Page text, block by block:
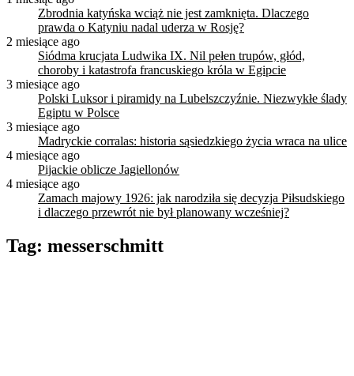
Zbrodnia katyńska wciąż nie jest zamknięta. Dlaczego
prawda o Katyniu nadal uderza w Rosję?
2 miesiące ago
Siódma krucjata Ludwika IX. Nil pełen trupów, głód,
choroby i katastrofa francuskiego króla w Egipcie
3 miesiące ago
Polski Luksor i piramidy na Lubelszczyźnie. Niezwykłe ślady
Egiptu w Polsce
3 miesiące ago
Madryckie corralas: historia sąsiedzkiego życia wraca na ulice
4 miesiące ago
Pijackie oblicze Jagiellonów
4 miesiące ago
Zamach majowy 1926: jak narodziła się decyzja Piłsudskiego
i dlaczego przewrót nie był planowany wcześniej?
Tag: messerschmitt